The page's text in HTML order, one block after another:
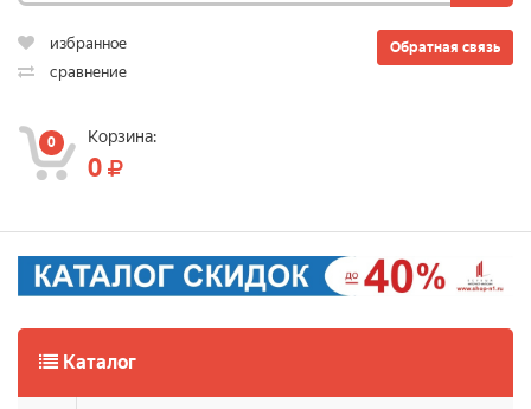
Обратная связь
избранное
сравнение
0 Корзина:
0
Каталог